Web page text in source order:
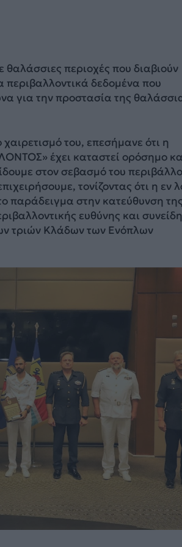
περιοχές που διαβιούν
δεδομένα που
για την προστασία της
του, επεσήμανε ότι η
έχει καταστεί ορόσημο
στον σεβασμό του
τονίζοντας ότι η εν
παράδειγμα στην κατεύθυνση της
ευθύνης και
τριών Κλάδων των Ενόπλων